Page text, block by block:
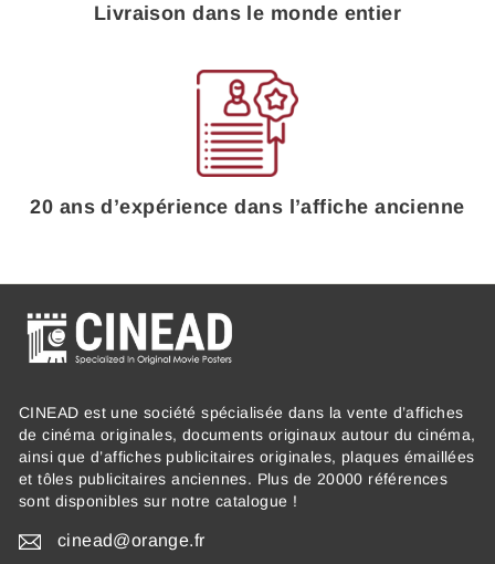
Livraison dans le monde entier
20 ans d’expérience dans l’affiche ancienne
CINEAD est une société spécialisée dans la vente d’affiches
de cinéma originales, documents originaux autour du cinéma,
ainsi que d’affiches publicitaires originales, plaques émaillées
et tôles publicitaires anciennes. Plus de 20000 références
sont disponibles sur notre catalogue !
cinead@orange.fr